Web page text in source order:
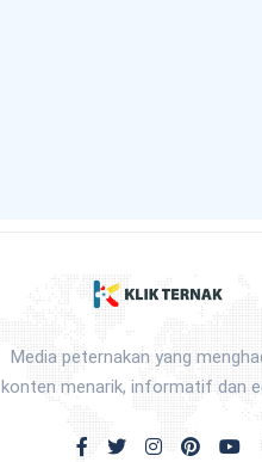
Media peternakan yang
konten menarik, informatif dan